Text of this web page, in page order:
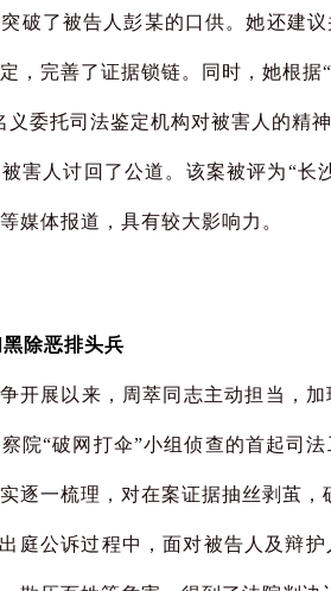
破了被告人彭某的口供。她还建
，完善了证据锁链。同时，她根
义委托司法鉴定机构对被害人的精
害人讨回了公道。该案被评为“
媒体报道，具有较大影响力。
除恶排头兵
开展以来，周萃同志主动担当，
院“破网打伞”小组侦查的首起司
逐一梳理，对在案证据抽丝剥茧
庭公诉过程中，面对被告人及辩